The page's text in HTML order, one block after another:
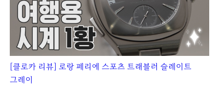
[클로카 리뷰] 로랑 페리에 스포츠 트래블러 슬레이트
그레이